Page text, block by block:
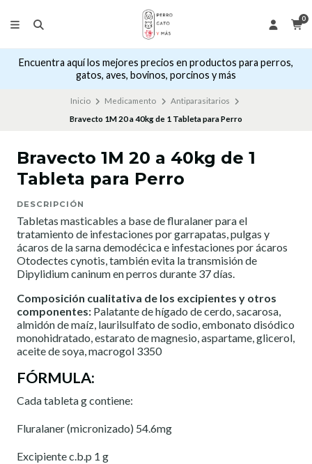
0
Encuentra aquí los mejores precios en productos para perros,
gatos, aves, bovinos, porcinos y más
Inicio Medicamento
Antiparasitarios
Bravecto 1M 20 a 40kg de 1 Tableta para Perro
Bravecto 1M 20 a 40kg de 1
Tableta para Perro
DESCRIPCIÓN
Tabletas masticables a base de fluralaner para el
tratamiento de infestaciones por garrapatas, pulgas y
ácaros de la sarna demodécica e infestaciones por ácaros
Otodectes cynotis, también evita la transmisión de
Dipylidium caninum en perros durante 37 días.
Composición cualitativa de los excipientes y otros
componentes: Palatante de hígado de cerdo, sacarosa,
almidón de maíz, laurilsulfato de sodio, embonato disódico
monohidratado, estarato de magnesio, aspartame, glicerol,
aceite de soya, macrogol 3350
FÓRMULA:
Cada tableta g contiene:
Fluralaner (micronizado) 54.6mg
Excipiente c.b.p 1 g